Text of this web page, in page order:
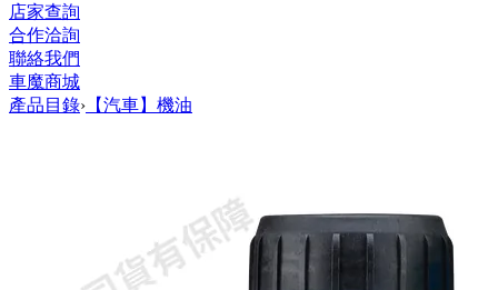
店家查詢
合作洽詢
聯絡我們
車魔商城
產品目錄› 【汽車】機油